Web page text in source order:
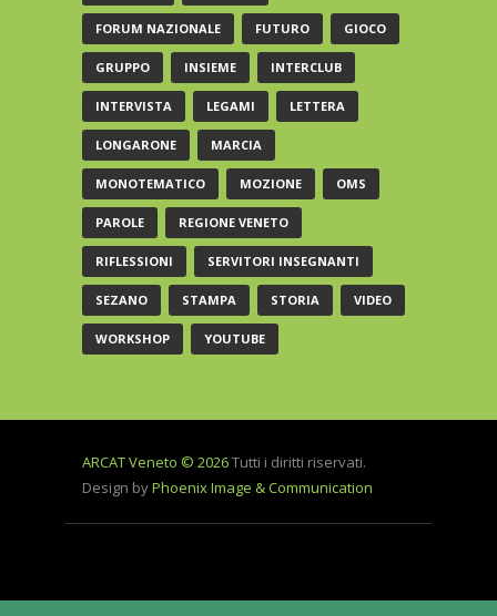
FORUM NAZIONALE FUTURO GIOCO
GRUPPO INSIEME INTERCLUB
INTERVISTA LEGAMI LETTERA
LONGARONE MARCIA
MONOTEMATICO MOZIONE OMS
PAROLE REGIONE VENETO
RIFLESSIONI SERVITORI INSEGNANTI
SEZANO STAMPA STORIA VIDEO
WORKSHOP YOUTUBE
ARCAT Veneto © 2026Tutti i diritti riservati.
Design byPhoenix Image & Communication